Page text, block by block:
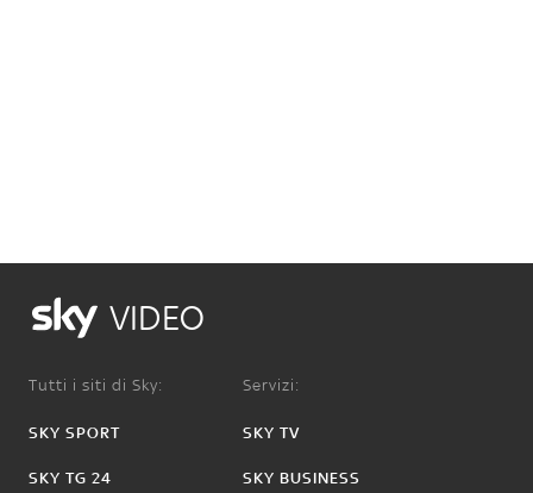
VIDEO
Tutti i siti di Sky:
SKY SPORT
SKY TG 24
Servizi:
SKY TV
SKY BUSINESS